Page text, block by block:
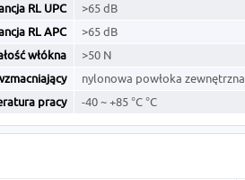
RL UPC
>65 dB
RL APC
>65 dB
włókna
>50 N
nylonowa powłoka zewnętrzna
pracy
-40 ~ +85 °C °C